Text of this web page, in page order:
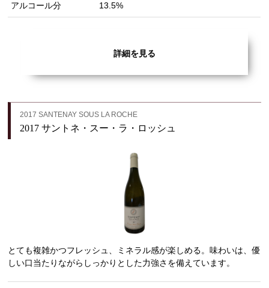
アルコール分 13.5%
詳細を見る
2017 SANTENAY SOUS LA ROCHE
2017 サントネ・スー・ラ・ロッシュ
とても複雑かつフレッシュ、ミネラル感が楽しめる。味わいは、優
しい口当たりながらしっかりとした力強さを備えています。